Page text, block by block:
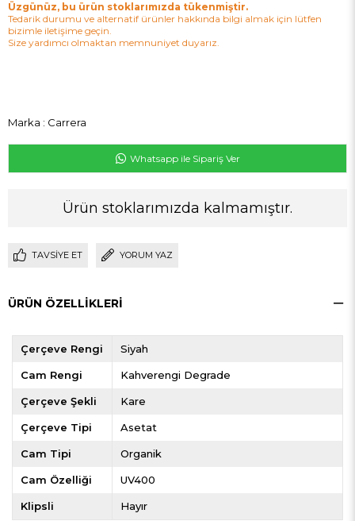
Üzgünüz, bu ürün stoklarımızda tükenmiştir.
Tedarik durumu ve alternatif ürünler hakkında bilgi almak için lütfen
bizimle iletişime geçin.
Size yardımcı olmaktan memnuniyet duyarız.
Marka : Carrera
Whatsapp ile Sipariş Ver
Ürün stoklarımızda kalmamıştır.
TAVSIYE ET YORUM YAZ
ÜRÜN ÖZELLIKLERI
Çerçeve Rengi Siyah
Cam Rengi Kahverengi Degrade
Çerçeve Şekli Kare
Çerçeve Tipi Asetat
Cam Tipi Organik
Cam Özelliği UV400
Klipsli Hayır